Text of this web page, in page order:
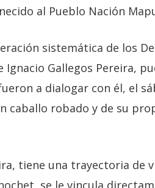
al Pueblo Nación
sistemática de los
Ignacio Gallegos Pereira,
a dialogar con él, el
caballo robado y de su
tiene una trayectoria de
se le vincula